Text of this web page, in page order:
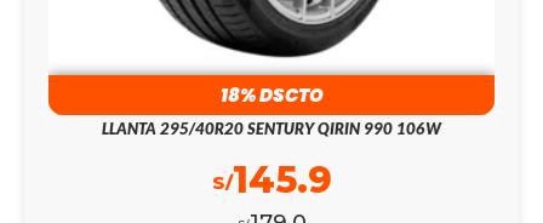
18% DSCTO
LLANTA 295/40R20 SENTURY QIRIN 990 106W
S/145.9